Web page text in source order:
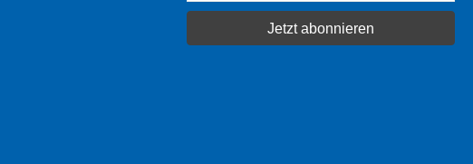
Jetzt abonnieren